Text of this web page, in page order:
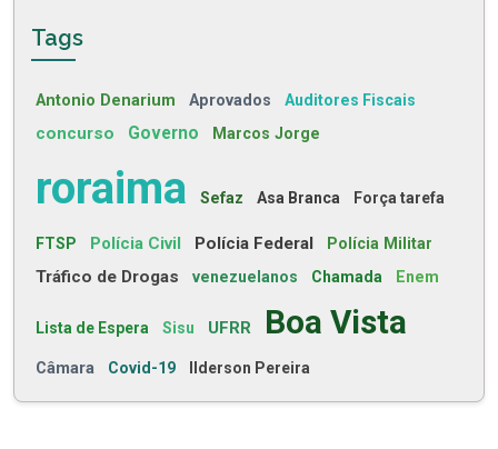
Tags
Antonio Denarium Aprovados Auditores Fiscais
concurso Governo Marcos Jorge
roraima Sefaz Asa Branca Força tarefa
FTSP Polícia Civil Polícia Federal Polícia Militar
Tráfico de Drogas venezuelanos Chamada Enem
Lista de Espera Sisu UFRR Boa Vista
Câmara Covid-19 Ilderson Pereira